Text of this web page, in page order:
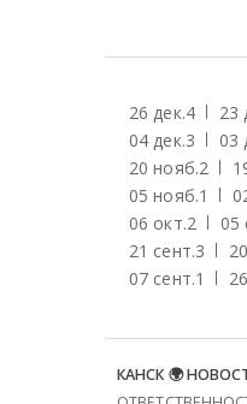
26 дек.4 23
04 дек.3 03
20 нояб.2
05 нояб.1
06 окт.2 05
21 сент.3
07 сент.1
КАНСК 🌍